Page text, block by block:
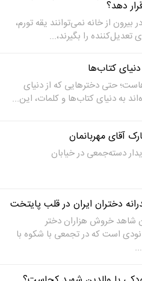
دهد؟
بیرون از خانه نمی‌توانند یقه تورم،
تعدیل‌کننده را بگیرند،...
کتاب‌ها
حتی دخترهایی که از دنیای
به دنیای کتاب‌ها و کلمات، این...
آقای مهربانمان
دسته‌‌جمعی در خیابان
دختران ایران در قلب پایتخت
شاهد خروش هزاران دختر
است که در تجمعی با شکوه با